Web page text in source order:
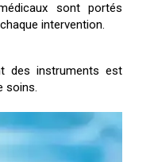
sont portés
intervention.
des instruments est
soins.